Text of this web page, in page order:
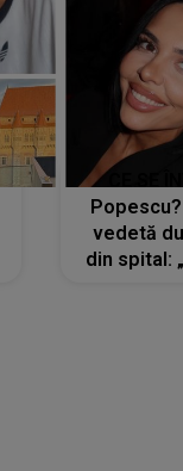
vedetă
din spital: